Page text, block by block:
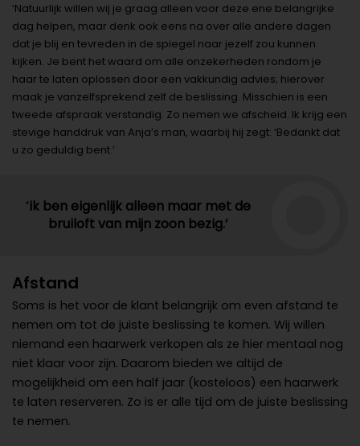
‘Natuurlijk willen wij je graag alleen voor deze ene belangrijke
dag helpen, maar denk ook eens na over alle andere dagen
dat je blij en tevreden in de spiegel naar jezelf zou kunnen
kijken. Je bent het waard om alle onzekerheden rondom je
haar te laten oplossen door een vakkundig advies; hierover
maak je vanzelfsprekend zelf de beslissing. Misschien is een
tweede afspraak verstandig. Zo nemen we afscheid. Ik krijg een
stevige handdruk van Anja’s man, waarbij hij zegt: ‘Bedankt dat
u zo geduldig bent.’
‘ik ben eigenlijk alleen maar met de
bruiloft van mijn zoon bezig.’
Afstand
Soms is het voor de klant belangrijk om even afstand te
nemen om tot de juiste beslissing te komen. Wij willen
niemand een haarwerk verkopen als ze hier mentaal nog
niet klaar voor zijn. Daarom bieden we altijd de
mogelijkheid om een half jaar (kosteloos) een haarwerk
te laten reserveren. Zo is er alle tijd om de juiste beslissing
te nemen.